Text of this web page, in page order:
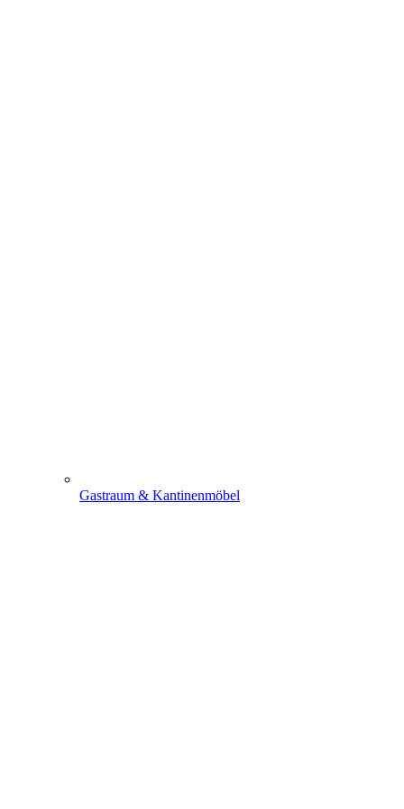
Gastraum & Kantinenmöbel